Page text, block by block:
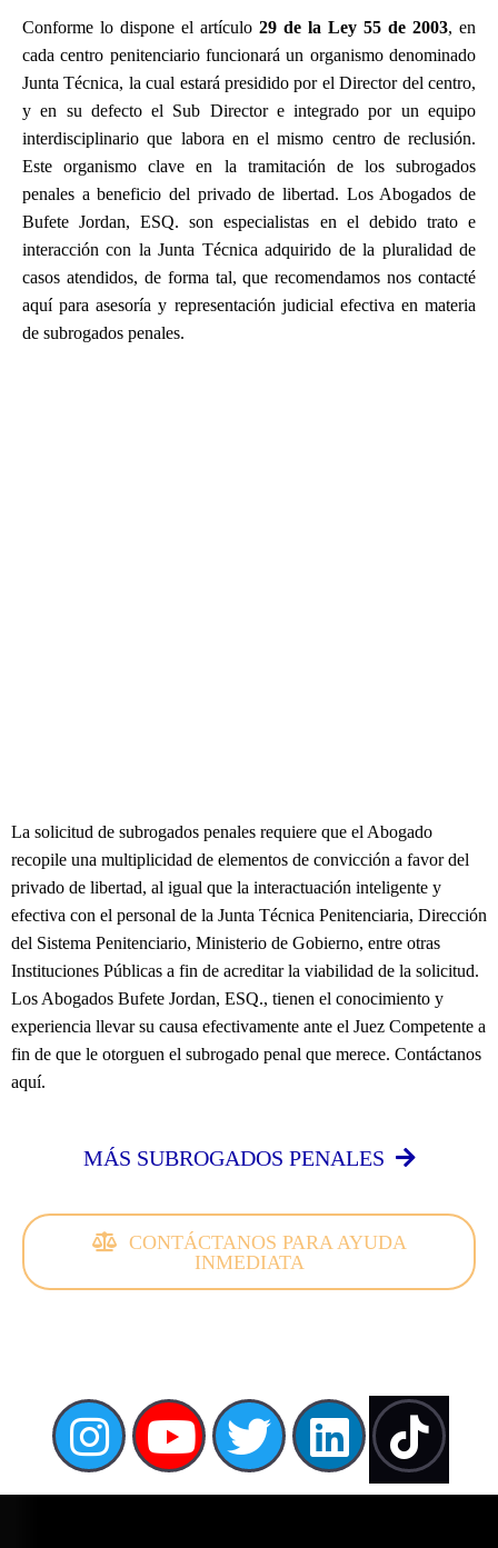
Conforme lo dispone el artículo 29 de la Ley 55 de 2003, en
cada centro penitenciario funcionará un organismo denominado
Junta Técnica, la cual estará presidido por el Director del centro,
y en su defecto el Sub Director e integrado por un equipo
interdisciplinario que labora en el mismo centro de reclusión.
Este organismo clave en la tramitación de los subrogados
penales a beneficio del privado de libertad. Los Abogados de
Bufete Jordan, ESQ. son especialistas en el debido trato e
interacción con la Junta Técnica adquirido de la pluralidad de
casos atendidos, de forma tal, que recomendamos nos contacté
aquí para asesoría y representación judicial efectiva en materia
de subrogados penales.
La solicitud de subrogados penales requiere que el Abogado
recopile una multiplicidad de elementos de convicción a favor del
privado de libertad, al igual que la interactuación inteligente y
efectiva con el personal de la Junta Técnica Penitenciaria, Dirección
del Sistema Penitenciario, Ministerio de Gobierno, entre otras
Instituciones Públicas a fin de acreditar la viabilidad de la solicitud.
Los Abogados Bufete Jordan, ESQ., tienen el conocimiento y
experiencia llevar su causa efectivamente ante el Juez Competente a
fin de que le otorguen el subrogado penal que merece. Contáctanos
aquí.
MÁS SUBROGADOS PENALES
CONTÁCTANOS PARA AYUDA
INMEDIATA